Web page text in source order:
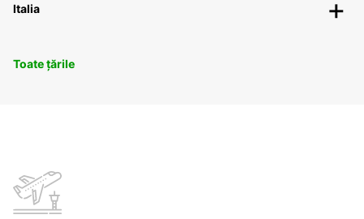
Italia
Toate țările